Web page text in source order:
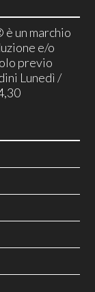
un marchio
e/o
previo
Lunedì /